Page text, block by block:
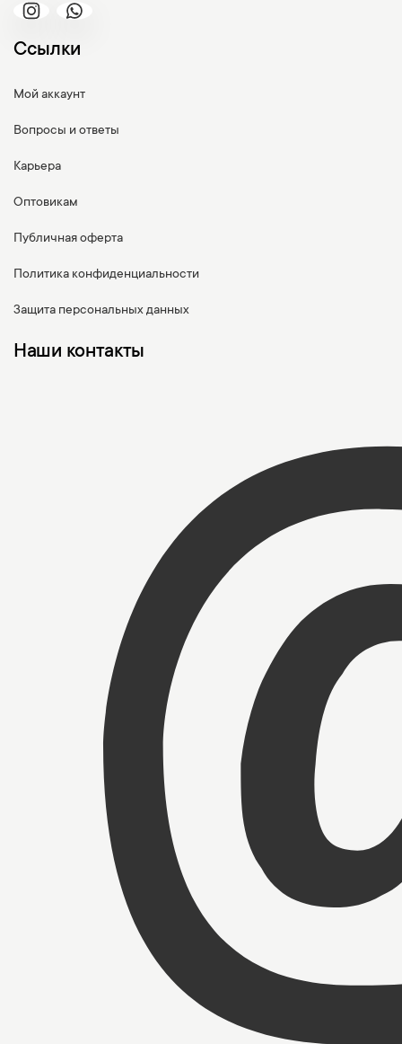
Ссылки
Мой аккаунт
Вопросы и ответы
Карьера
Оптовикам
Публичная оферта
Политика конфиденциальности
Защита персональных данных
Наши контакты